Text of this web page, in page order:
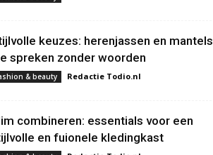
keuzes: herenjassen en mantels
spreken zonder woorden
& beauty Redactie Todio.nl
combineren: essentials voor een
en fuionele kledingkast